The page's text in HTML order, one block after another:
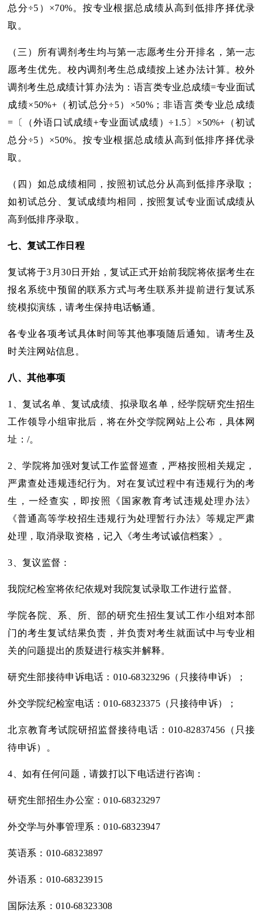
总分÷5）×70%。按专业根据总成绩从高到低排序择优录
取。
（三）所有调剂考生均与第一志愿考生分开排名，第一志
愿考生优先。校内调剂考生总成绩按上述办法计算。校外
调剂考生总成绩计算办法为：语言类专业总成绩=专业面试
成绩×50%+（初试总分÷5）×50%；非语言类专业总成绩
=〔（外语口试成绩+专业面试成绩）÷1.5〕×50%+（初试
总分÷5）×50%。按专业根据总成绩从高到低排序择优录
取。
（四）如总成绩相同，按照初试总分从高到低排序录取；
如初试总分、复试成绩均相同，按照复试专业面试成绩从
高到低排序录取。
七、复试工作日程
复试将于3月30日开始，复试正式开始前我院将依据考生在
报名系统中预留的联系方式与考生联系并提前进行复试系
统模拟演练，请考生保持电话畅通。
各专业各项考试具体时间等其他事项随后通知。请考生及
时关注网站信息。
八、其他事项
1、复试名单、复试成绩、拟录取名单，经学院研究生招生
工作领导小组审批后，将在外交学院网站上公布，具体网
址：/。
2、学院将加强对复试工作监督巡查，严格按照相关规定，
严肃查处违规违纪行为。对在复试过程中有违规行为的考
生，一经查实，即按照《国家教育考试违规处理办法》
《普通高等学校招生违规行为处理暂行办法》等规定严肃
处理，取消录取资格，记入《考生考试诚信档案》。
3、复议监督：
我院纪检室将依纪依规对我院复试录取工作进行监督。
学院各院、系、所、部的研究生招生复试工作小组对本部
门的考生复试结果负责，并负责对考生就面试中与专业相
关的问题提出的质疑进行核实并解释。
研究生部接待申诉电话：010-68323296（只接待申诉）；
外交学院纪检室电话：010-68323375（只接待申诉）；
北京教育考试院研招监督接待电话：010-82837456（只接
待申诉）。
4、如有任何问题，请拨打以下电话进行咨询：
研究生部招生办公室：010-68323297
外交学与外事管理系：010-68323947
英语系：010-68323897
外语系：010-68323915
国际法系：010-68323308